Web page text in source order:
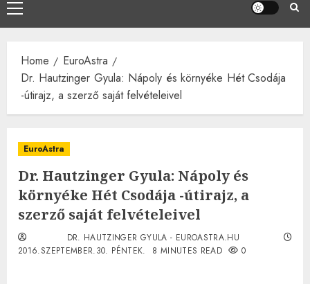
Primary
Menu
Home
EuroAstra
Dr. Hautzinger Gyula: Nápoly és környéke Hét Csodája
-útirajz, a szerző saját felvételeivel
EuroAstra
Dr. Hautzinger Gyula: Nápoly és
környéke Hét Csodája -útirajz, a
szerző saját felvételeivel
DR. HAUTZINGER GYULA - EUROASTRA.HU
2016.SZEPTEMBER.30. PÉNTEK.
8 MINUTES READ 0